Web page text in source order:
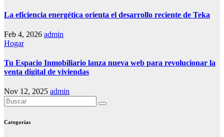
La eficiencia energética orienta el desarrollo reciente de Teka
Feb 4, 2026 admin
Hogar
Tu Espacio Inmobiliario lanza nueva web para revolucionar la
venta digital de viviendas
Nov 12, 2025 admin
Categorías